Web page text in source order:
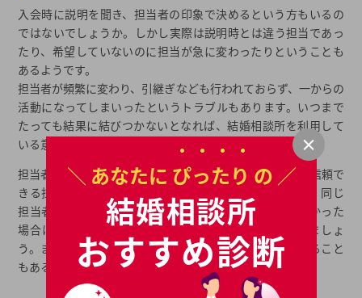
入会時に説明を聞き、担当者の印象で決めるという方もいるの
ではないでしょうか。しかし実際は説明時とは違う担当であっ
たり、希望していないのに担当が急に変わったりということも
あるようです。
担当者が頻繁に変わり、引継ぎなども行われておらず、一からの
活動になってしまいったというトラブルもあります。いつまで
たっても結果に結びつかないとなれば、結婚相談所を利用して
いる意味もありませんよね。
担当者の腕によって成婚率は変わってくるので、できれば信頼で
きる担当者に最後までサポートしてもらいたいですよね。同じ
担当者が最後までついてくれるか、または相性が合わなかった
場合は変更も可能かどうかなどは事前に質問しておきましょ
う。または成婚者の体験談などがサイトに掲載されていること
もあるので、情報収集をしておくと安心です。
＼ あなたに ぴったり の ／
結婚相談所
おすすめ診断